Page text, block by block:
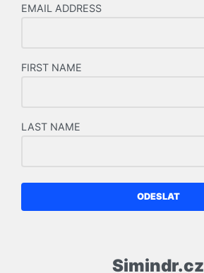
Simindr.cz
EMAIL ADDRESS
FIRST NAME
LAST NAME
ODESLAT